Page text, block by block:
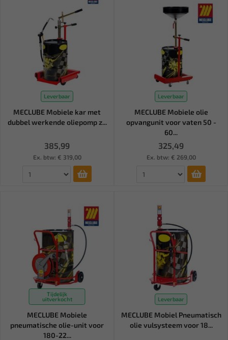
Leverbaar
MECLUBE Mobiele kar met
dubbel werkende oliepomp z...
385,99
Ex. btw: € 319,00
Leverbaar
MECLUBE Mobiele olie
opvangunit voor vaten 50 -
60...
325,49
Ex. btw: € 269,00
Tijdelijk
uitverkocht
MECLUBE Mobiele
pneumatische olie-unit voor
180-22...
Leverbaar
MECLUBE Mobiel Pneumatisch
olie vulsysteem voor 18...